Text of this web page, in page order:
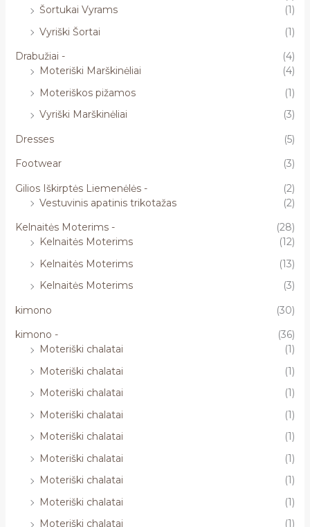
Šortukai Vyrams
(1)
Vyriški Šortai
(1)
Drabužiai -
(4)
Moteriški Marškinėliai
(4)
Moteriškos pižamos
(1)
Vyriški Marškinėliai
(3)
Dresses
(5)
Footwear
(3)
Gilios Iškirptės Liemenėlės -
(2)
Vestuvinis apatinis trikotažas
(2)
Kelnaitės Moterims -
(28)
Kelnaitės Moterims
(12)
Kelnaitės Moterims
(13)
Kelnaitės Moterims
(3)
kimono
(30)
kimono -
(36)
Moteriški chalatai
(1)
Moteriški chalatai
(1)
Moteriški chalatai
(1)
Moteriški chalatai
(1)
Moteriški chalatai
(1)
Moteriški chalatai
(1)
Moteriški chalatai
(1)
Moteriški chalatai
(1)
Moteriški chalatai
(1)